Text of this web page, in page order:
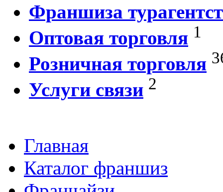
Франшиза
Оптовая торговля 1
Розничная торговля
Услуги связи 2
Главная
Каталог франшиз